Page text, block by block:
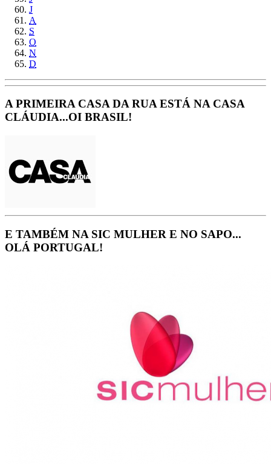
J
A
S
O
N
D
A PRIMEIRA CASA DA RUA ESTÁ NA CASA
CLÁUDIA...OI BRASIL!
E TAMBÉM NA SIC MULHER E NO SAPO...
OLÁ PORTUGAL!